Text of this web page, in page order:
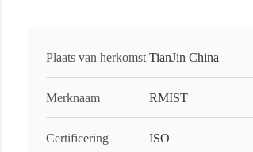
Plaats van herkomst TianJin China
Merknaam RMIST
Certificering ISO